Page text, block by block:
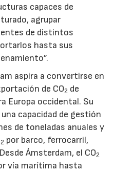
capaces de
agrupar
de distintos
hasta sus
aspira a convertirse en
de CO2 de
Europa occidental. Su
capacidad de gestión
de toneladas anuales y
2 por barco, ferrocarril,
Ámsterdam, el CO2
vía marítima hasta